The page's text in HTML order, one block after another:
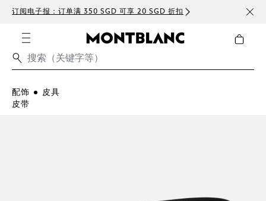
订阅电子报：订单满 350 SGD 可享 20 SGD 折扣 免费
配饰
皮具
皮带